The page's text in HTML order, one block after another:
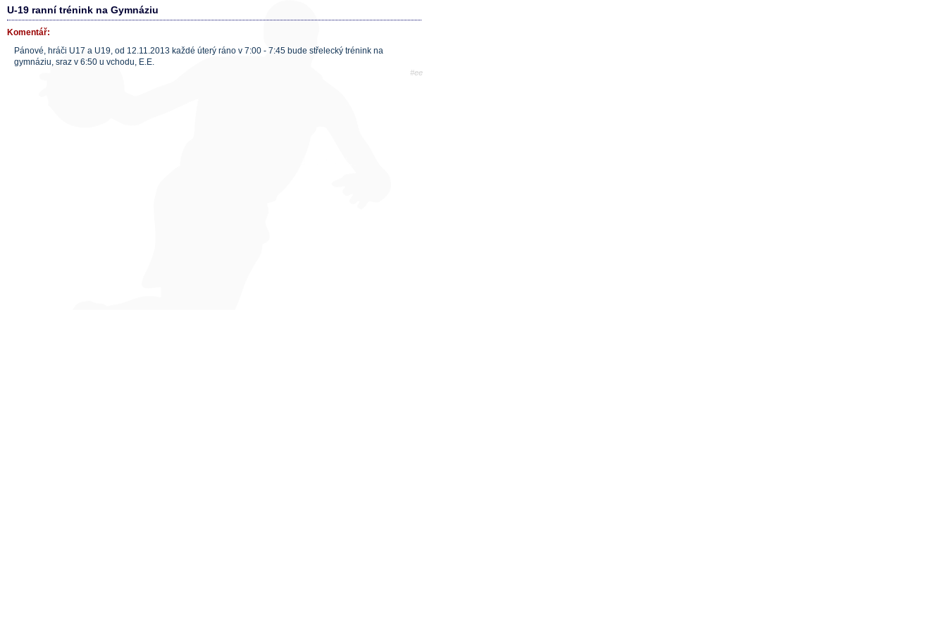
U-19 ranní trénink na Gymnáziu
Komentář:
Pánové, hráči U17 a U19, od 12.11.2013 každé úterý ráno v 7:00 - 7:45 bude střelecký trénink na
gymnáziu, sraz v 6:50 u vchodu, E.E.
#ee